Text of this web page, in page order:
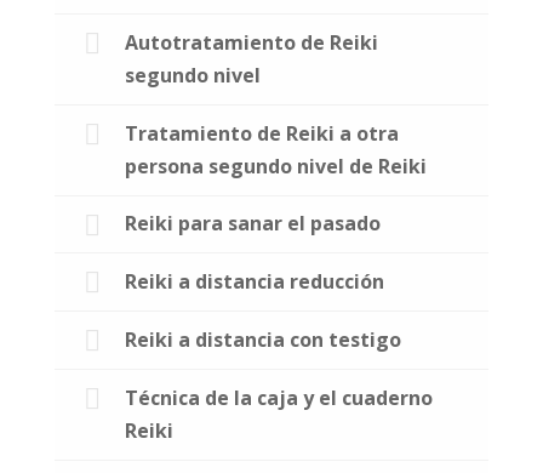
Autotratamiento de Reiki
segundo nivel
Tratamiento de Reiki a otra
persona segundo nivel de Reiki
Reiki para sanar el pasado
Reiki a distancia reducción
Reiki a distancia con testigo
Técnica de la caja y el cuaderno
Reiki